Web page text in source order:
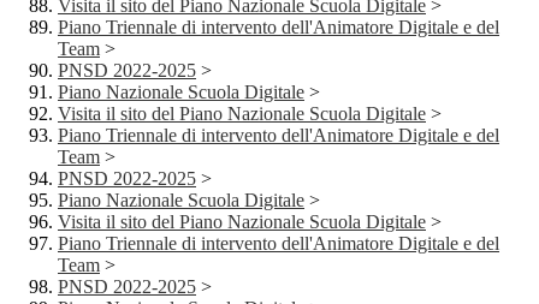
Visita il sito del Piano Nazionale Scuola Digitale >
Piano Triennale di intervento dell'Animatore Digitale e del
Team >
PNSD 2022-2025 >
Piano Nazionale Scuola Digitale >
Visita il sito del Piano Nazionale Scuola Digitale >
Piano Triennale di intervento dell'Animatore Digitale e del
Team >
PNSD 2022-2025 >
Piano Nazionale Scuola Digitale >
Visita il sito del Piano Nazionale Scuola Digitale >
Piano Triennale di intervento dell'Animatore Digitale e del
Team >
PNSD 2022-2025 >